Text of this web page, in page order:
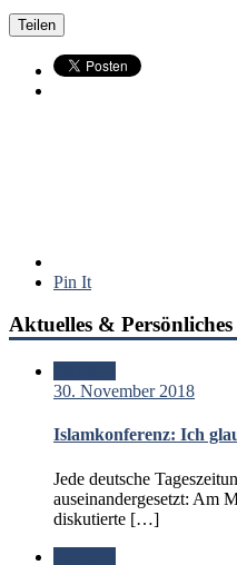
Teilen
Pin It
Aktuelles & Persönliches
30. November 2018
Islamkonferenz: Ich
Jede deutsche
auseinandergesetzt: Am
diskutierte […]